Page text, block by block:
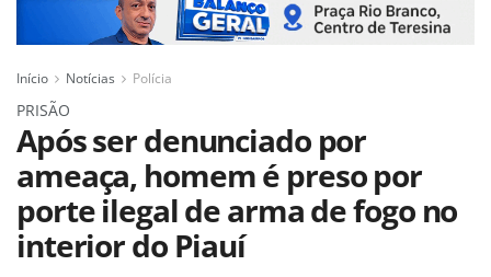
Início Notícias Polícia
PRISÃO
Após ser denunciado por
ameaça, homem é preso por
porte ilegal de arma de fogo no
interior do Piauí